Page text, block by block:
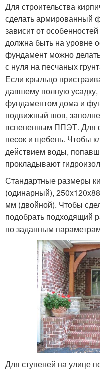
Для строительства
сделать армированный
зависит от
должна быть на уровне
фундамент можно
с нуля на песчаных
Если крыльцо
давшему полную
фундаментом дома и
подвижный шов,
вспененным ППЭТ. Для
песок и щебень. Чтобы
действием воды,
прокладывают
Стандартные размеры
(одинарный),
мм (двойной). Чтобы
подобрать подходящий
по заданным
Для ступеней на улице